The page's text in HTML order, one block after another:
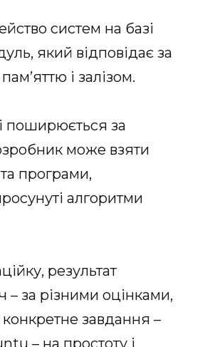
систем на базі
який відповідає за
і залізом.
поширюється за
може взяти
програми,
алгоритми
результат
– за різними оцінками,
завдання –
– на простоту і